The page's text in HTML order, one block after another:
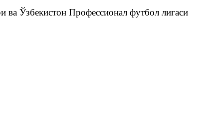
ва Ўзбекистон Профессионал футбол лигаси